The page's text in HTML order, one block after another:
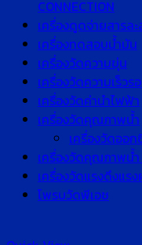
CONNECTION
เครื่องดูดจ่ายสารล
เครื่องทดสอบน้ำมัน
เครื่องวัดความขุ่น
เครื่องวัดความเร็วร
เครื่องวัดค่านำไฟฟ้า
เครื่องวัดคุณภาพน้ำ
เครื่องวัดออก
เครื่องวัดคุณภาพน้
เครื่องวัดแรงดึงแร
โพรบวัดพีเอช